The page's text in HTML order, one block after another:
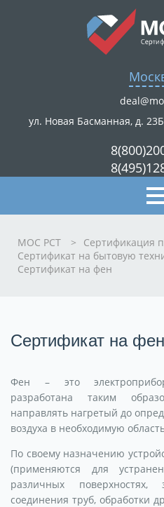
ул. Новая Басманная, д.
МОС РСТ > Сертификация
Сертификат на бытовую
Сертификат на фен
Сертификат на фен
Фен – это
разработана таким
направлять нагретый до
воздуха в необходимую
По своему назначению
(применяются для
различных поверхностях,
соединения труб, обработки